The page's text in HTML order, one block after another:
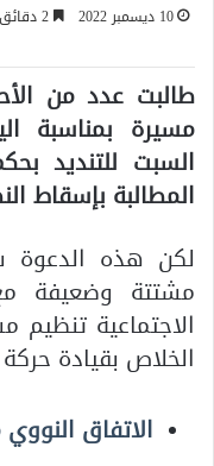
10 ديسمبر 2022
طالبت عدد من
مسيرة بمناسبة
السبت للتنديد
المطالبة بإسقاط
لكن هذه
مشتتة وضعيفة
الاجتماعية
الخلاص بقيادة
الاتفاق